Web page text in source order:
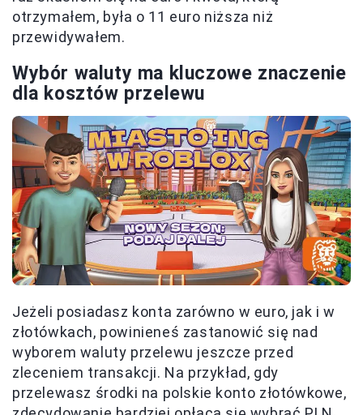
otrzymałem, była o 11 euro niższa niż
przewidywałem.
Wybór waluty ma kluczowe znaczenie
dla kosztów przelewu
Jeżeli posiadasz konta zarówno w euro, jak i w
złotówkach, powinieneś zastanowić się nad
wyborem waluty przelewu jeszcze przed
zleceniem transakcji. Na przykład, gdy
przelewasz środki na polskie konto złotówkowe,